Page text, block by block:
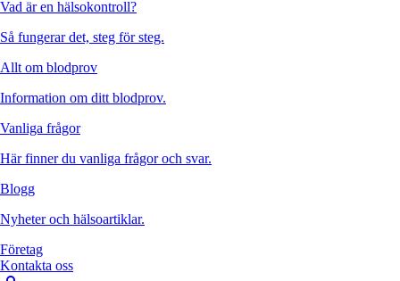
Vad är en hälsokontroll?
Så fungerar det, steg för steg.
Allt om blodprov
Information om ditt blodprov.
Vanliga frågor
Här finner du vanliga frågor och svar.
Blogg
Nyheter och hälsoartiklar.
Företag
Kontakta oss